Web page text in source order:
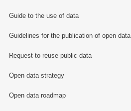
Guide to the use of data
Guidelines for the publication of open data
Request to reuse public data
Open data strategy
Open data roadmap